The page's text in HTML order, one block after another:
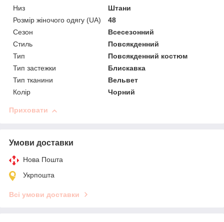
Низ
Штани
Розмір жіночого одягу (UA)
48
Сезон
Всесезонний
Стиль
Повсякденний
Тип
Повсякденний костюм
Тип застежки
Блискавка
Тип тканини
Вельвет
Колір
Чорний
Приховати
Умови доставки
Нова Пошта
Укрпошта
Всі умови доставки